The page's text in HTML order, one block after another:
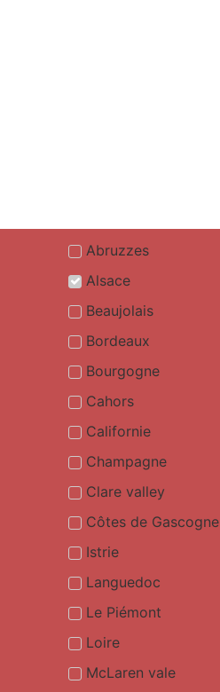
Abruzzes
Alsace
Beaujolais
Bordeaux
Bourgogne
Cahors
Californie
Champagne
Clare valley
Côtes de Gascogne
Istrie
Languedoc
Le Piémont
Loire
McLaren vale